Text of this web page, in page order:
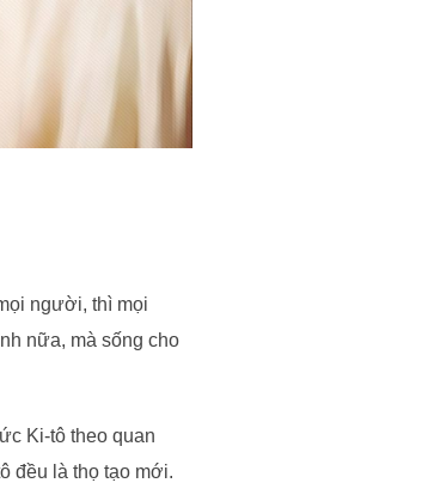
người, thì mọi
nữa, mà sống cho
Ki-tô theo quan
đều là thọ tạo mới.